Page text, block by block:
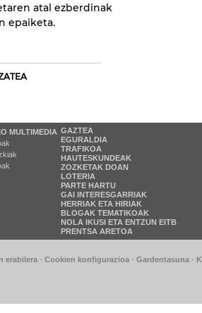
atal ezberdinak
epaiketa.
MULTIMEDIA GAZTEA
EGURALDIA
TRAFIKOA
HAUTESKUNDEAK
ZOZKETAK DOAN
LOTERIA
PARTE HARTU
GAI INTERESGARRIAK
HERRIAK ETA HIRIAK
BLOGAK TEMATIKOAK
NOLA IKUSI ETA ENTZUN EITB
PRENTSA ARETOA
erabilera - Cookien konfigurazioa - Gardentasuna -